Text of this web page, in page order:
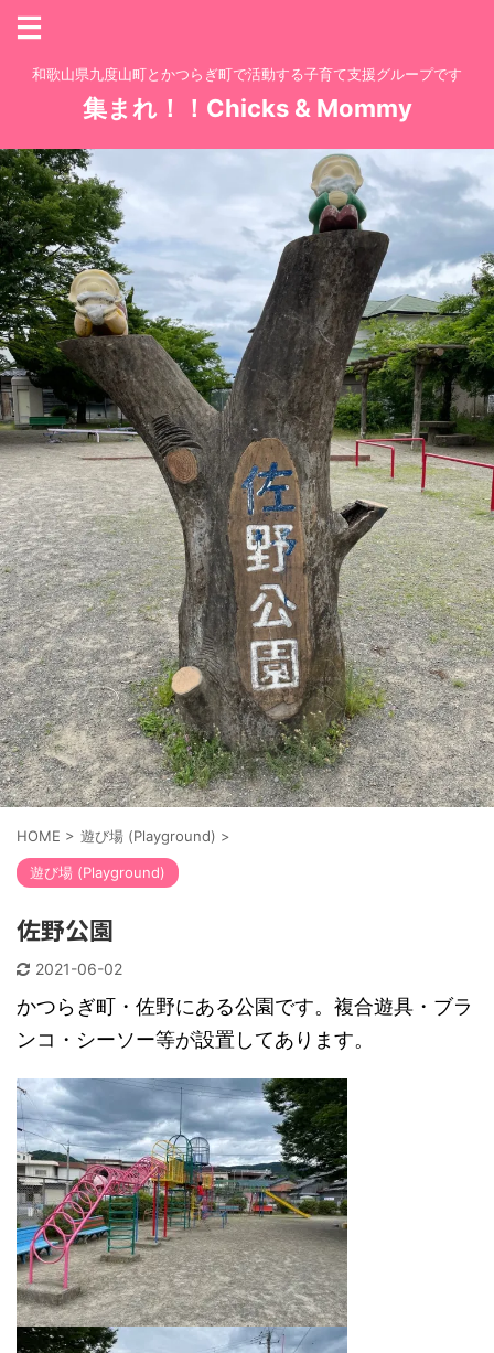
和歌山県九度山町とかつらぎ町で活動する子育て支援グループです
集まれ！！Chicks & Mommy
HOME > 遊び場 (Playground) >
遊び場 (Playground)
佐野公園
2021-06-02
かつらぎ町・佐野にある公園です。複合遊具・ブラ
ンコ・シーソー等が設置してあります。